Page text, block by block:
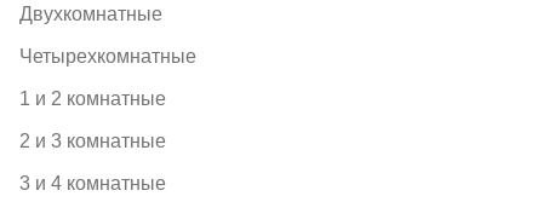
Двухкомнатные
Четырехкомнатные
1 и 2 комнатные
2 и 3 комнатные
3 и 4 комнатные